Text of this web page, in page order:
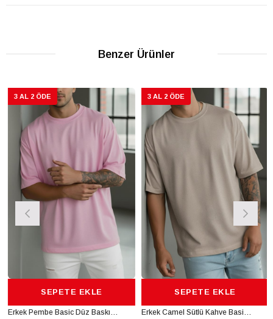
Benzer Ürünler
SEPETE EKLE
Erkek Pembe Basic Düz Baskısız Oversize Salas Boyfriend T-Shirt
3 AL 2 ÖDE
SEPETE EKLE
Erkek Camel Sütlü Kahve Basic Düz Baskısız Oversize Salas Boyfriend T-Shirt
3 AL 2 ÖDE